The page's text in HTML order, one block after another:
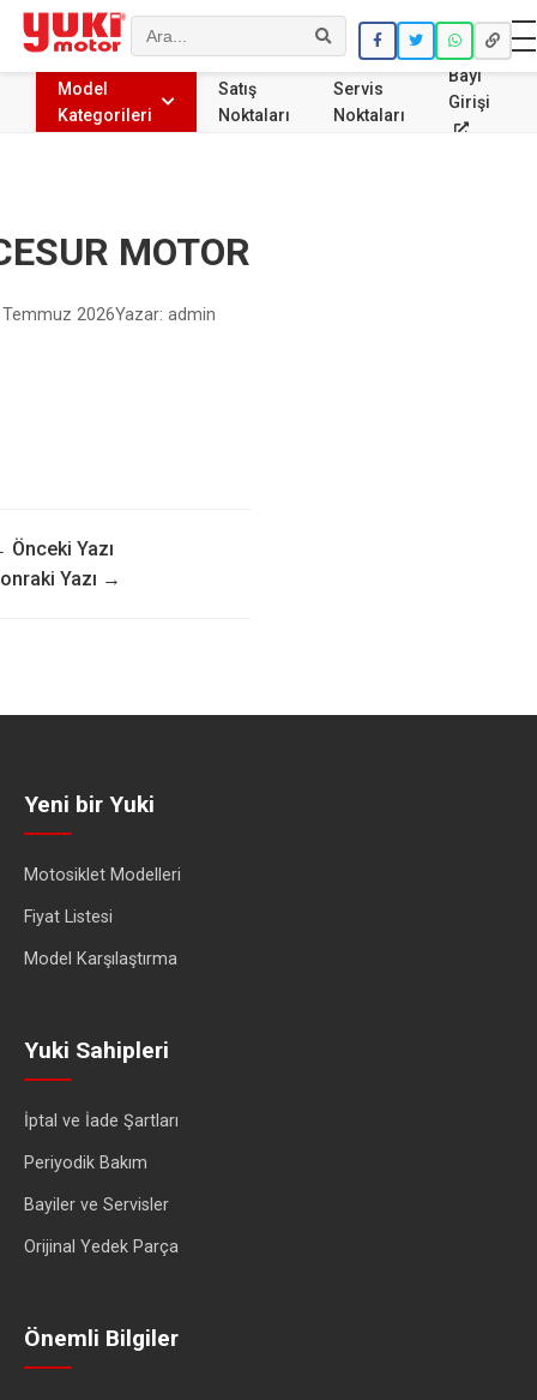
Ara
Model
Kategorileri
Satış
Noktaları
Servis
Noktaları
Bayi
Girişi
MOTOR
2026Yazar: admin
Önceki Yazı
Yazı →
Yeni bir Yuki
Motosiklet Modelleri
Fiyat Listesi
Model Karşılaştırma
Yuki Sahipleri
İptal ve İade Şartları
Periyodik Bakım
Bayiler ve Servisler
Orijinal Yedek Parça
Önemli Bilgiler